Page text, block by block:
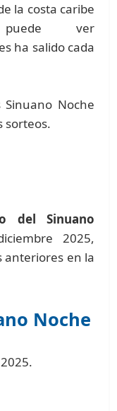
la costa caribe
puede ver
ha salido cada
Noche
sorteos.
del Sinuano
2025,
anteriores en la
Noche